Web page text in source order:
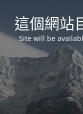
這個網站
Site will be